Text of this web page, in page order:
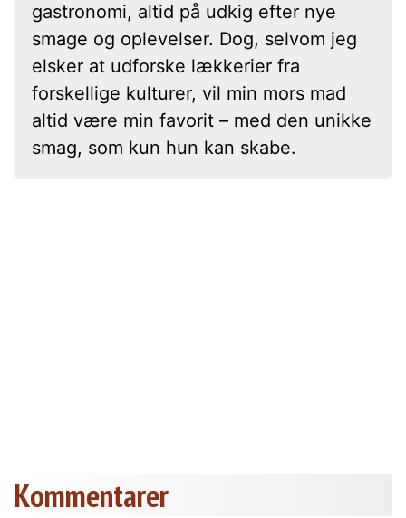
gastronomi, altid på udkig efter nye
smage og oplevelser. Dog, selvom jeg
elsker at udforske lækkerier fra
forskellige kulturer, vil min mors mad
altid være min favorit – med den unikke
smag, som kun hun kan skabe.
Kommentarer